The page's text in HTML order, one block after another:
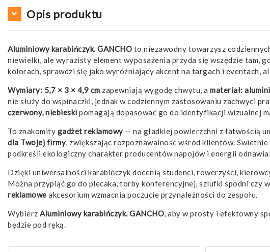
Opis produktu
Aluminiowy karabińczyk. GANCHO to niezawodny towarzysz
niewielki, ale wyrazisty element wyposażenia przyda się wszędzie tam,
kolorach, sprawdzi się jako wyróżniający akcent na targach i eventach,
Wymiary: 5,7 × 3 × 4,9 cm zapewniają wygodę chwytu, a materiał:
nie służy do wspinaczki, jednak w codziennym zastosowaniu zachwyci
czerwony, niebieski pomagają dopasować go do identyfikacji wizualnej
To znakomity gadżet reklamowy— na gładkiej powierzchni z łatwością
dla Twojej firmy, zwiększając rozpoznawalność wśród klientów.
podkreśli ekologiczny charakter producentów napojów i energii
Dzięki uniwersalności karabińczyk docenią studenci, rowerzyści,
Można przypiąć go do plecaka, torby konferencyjnej, szlufki spodni czy
reklamowe akcesorium wzmacnia poczucie przynależności do zespołu.
Wybierz Aluminiowy karabińczyk. GANCHO , aby w prosty i efektowny
będzie pod ręką.